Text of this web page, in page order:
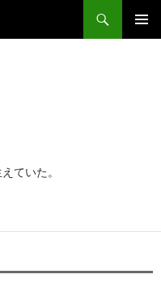
ていた。